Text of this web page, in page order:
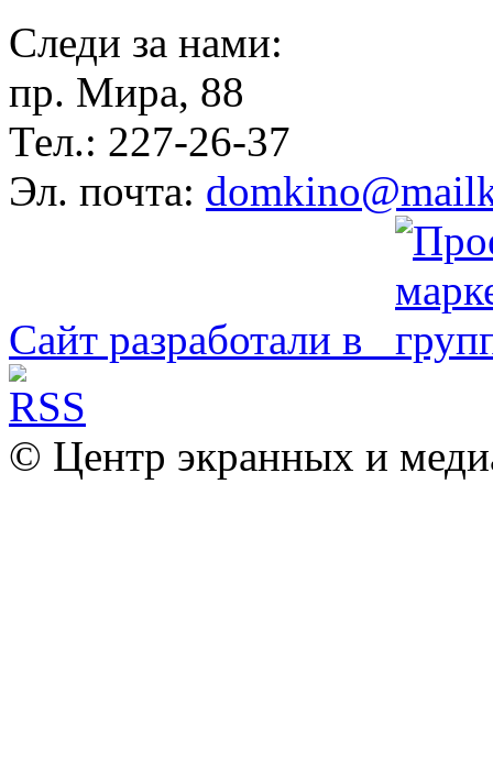
Следи за нами:
пр. Мира, 88
Тел.: 227-26-37
Эл. почта:
Сайт разработали в
© Центр экранных и